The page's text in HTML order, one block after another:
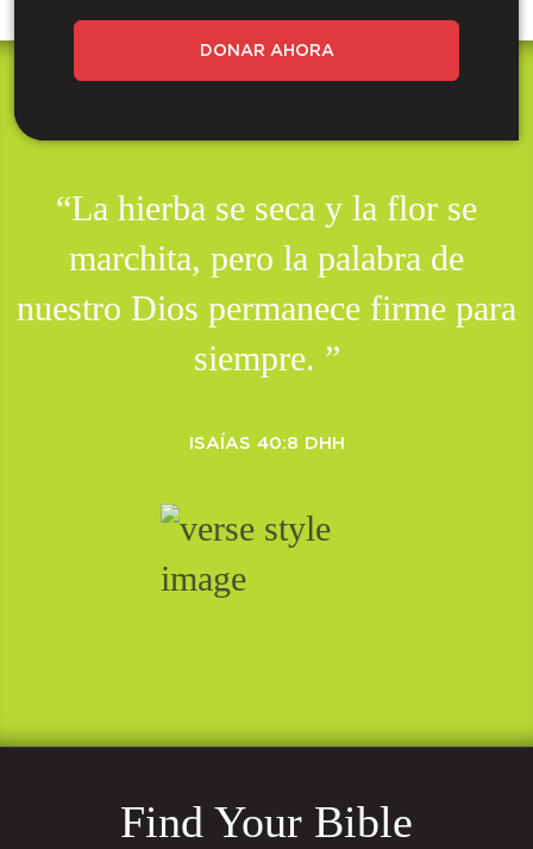
DONAR AHORA
“La hierba se seca y la flor se
marchita, pero la palabra de
nuestro Dios permanece firme para
siempre. ”
ISAÍAS 40:8 DHH
Find Your Bible